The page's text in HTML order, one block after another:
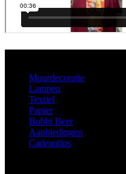
Muurdecoratie
Lampen
Textiel
Papier
Bobbi Beer
Aanbiedingen
Cadeautips